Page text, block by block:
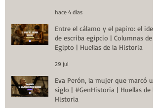
hace 4 días
Entre el cálamo y el papiro: el ideal
de escriba egipcio | Columnas de
Egipto | Huellas de la Historia
29 jul
Eva Perón, la mujer que marcó un
siglo | #GenHistoria | Huellas de la
Historia